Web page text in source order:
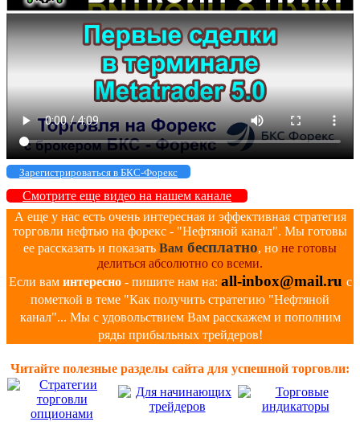
Зарегистрироваться в БКС-Форекс
Смотрите еще видео на нашем канале
А еще у нас есть очень интересная и эффективная стратегия
торговли нефтью на форекс - "Нефтяной канал". Мы готовы
ее рассказать и показать Вам бесплатно, но не готовы
делиться абсолютно со всеми.
Если вам интересно- пишите нам на: all-inbox@mail.ru с
пометкой в теме "Как получить стратегию "Нефтяной
канал"... Мы с удовольствием Вам расскажем и пополним
ряды прибыльных трейдеров!
Читайте полезные разделы сайта для успешной торговли: